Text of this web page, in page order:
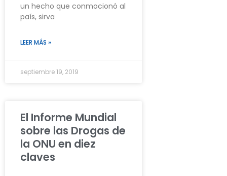
un hecho que conmocionó al
país, sirva
LEER MÁS »
septiembre 19, 2019
El Informe Mundial
sobre las Drogas de
la ONU en diez
claves